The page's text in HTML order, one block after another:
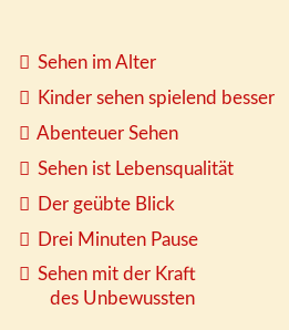
Sehen im Alter
Kinder sehen spielend besser
Abenteuer Sehen
Sehen ist Lebensqualität
Der geübte Blick
Drei Minuten Pause
Sehen mit der Kraft
des Unbewussten